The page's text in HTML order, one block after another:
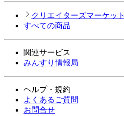
クリエイターズマーケット
すべての商品
関連サービス
みんすり情報局
ヘルプ・規約
よくあるご質問
お問合せ